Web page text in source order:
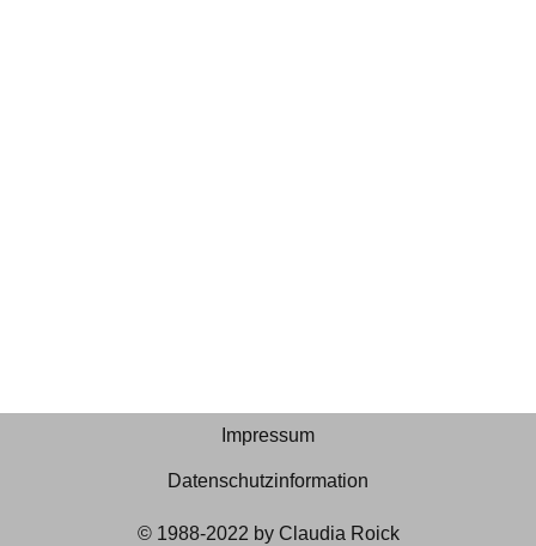
Impressum
Datenschutzinformation
© 1988-2022 by Claudia Roick